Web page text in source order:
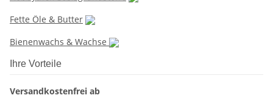
Fette Öle & Butter
Bienenwachs & Wachse
Ihre Vorteile
Versandkostenfrei ab